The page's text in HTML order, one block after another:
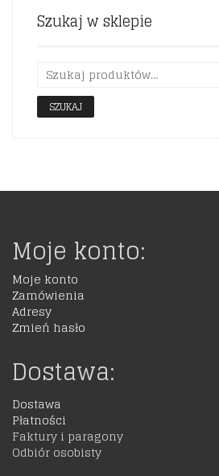
Szukaj w sklepie
SZUKAJ
Moje konto:
Moje konto
Zamówienia
Adresy
Zmień hasło
Dostawa:
Dostawa
Płatności
Faktury i paragony
Odbiór osobisty